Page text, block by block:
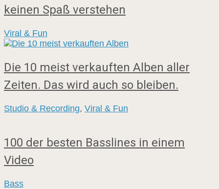
keinen Spaß verstehen
Viral & Fun
Die 10 meist verkauften Alben aller
Zeiten. Das wird auch so bleiben.
Studio & Recording, Viral & Fun
100 der besten Basslines in einem
Video
Bass